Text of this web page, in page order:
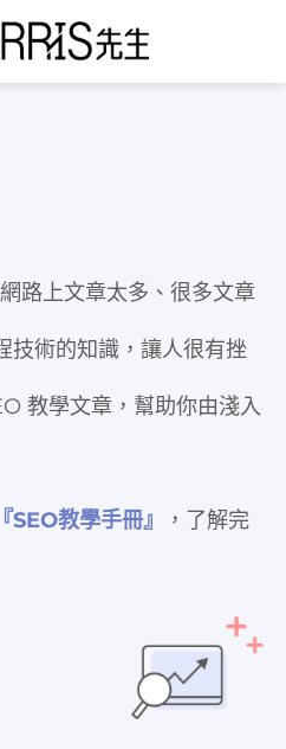
路上文章太多、很多文章
技術的知識，讓人很有挫
教學文章，幫助你由淺入
SEO教學手冊』 ，了解完